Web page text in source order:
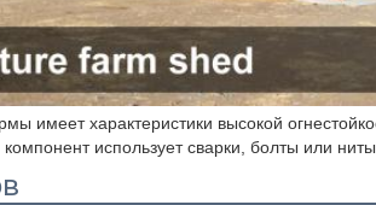
имеет характеристики высокой
использует сварки, болты или